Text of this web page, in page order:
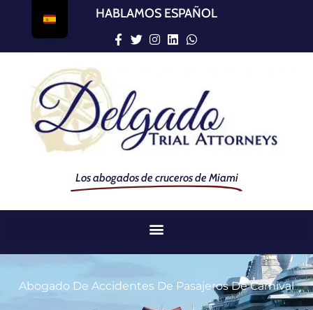
HABLAMOS ESPAÑOL
Los abogados de cruceros de Miami
Abogado De Accidentes De Pasajeros De Carnival